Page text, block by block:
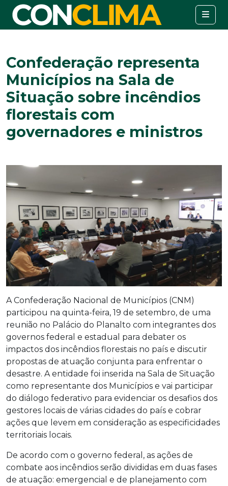
Confederação representa
Municípios na Sala de
Situação sobre incêndios
florestais com
governadores e ministros
A Confederação Nacional de Municípios (CNM)
participou na quinta-feira, 19 de setembro, de uma
reunião no Palácio do Planalto com integrantes dos
governos federal e estadual para debater os
impactos dos incêndios florestais no país e discutir
propostas de atuação conjunta para enfrentar o
desastre. A entidade foi inserida na Sala de Situação
como representante dos Municípios e vai participar
do diálogo federativo para evidenciar os desafios dos
gestores locais de várias cidades do país e cobrar
ações que levem em consideração as especificidades
territoriais locais.
De acordo com o governo federal, as ações de
combate aos incêndios serão divididas em duas fases
de atuação: emergencial e de planejamento com